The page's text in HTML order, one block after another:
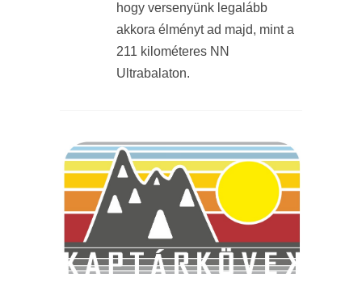
hogy versenyünk legalább
akkora élményt ad majd, mint a
211 kilométeres NN
Ultrabalaton.